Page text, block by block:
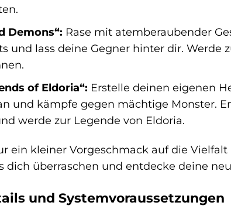
Demons“: Rase mit atemberaubender
und lass deine Gegner hinter dir. Werde
of Eldoria“: Erstelle deinen eigenen
und kämpfe gegen mächtige Monster.
werde zur Legende von Eldoria.
ein kleiner Vorgeschmack auf die
dich überraschen und entdecke deine
und Systemvoraussetzungen